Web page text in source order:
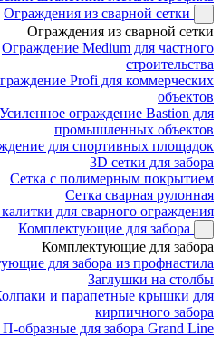
Ограждения из сварной сетки
Ограждения из сварной сетки
Ограждение Medium для частного
строительства
Profi для коммерческих
объектов
Усиленное ограждение Bastion для
промышленных объектов
для спортивных площадок
3D сетки для забора
Сетка с полимерным покрытием
Сетка сварная рулонная
для сварного ограждения
Комплектующие для забора
Комплектующие для забора
для забора из профнастила
Заглушки на столбы
и парапетные крышки для
кирпичного забора
образные для забора Grand Line